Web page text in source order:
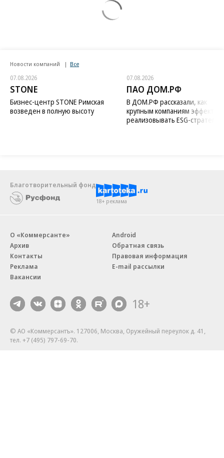
Новости компаний Все
07.08.2026
STONE
Бизнес-центр STONE Римская
возведен в полную высоту
07.08.2026
ПАО ДОМ.РФ
В ДОМ.РФ рассказали, как
крупным компаниям
реализовывать ESG-стратегию
Благотворительный фонд
18+ реклама
О «Коммерсанте»
Архив
Контакты
Реклама
Вакансии
Android
Обратная связь
Правовая информация
E-mail рассылки
18+
© АО «Коммерсантъ». 127006, Москва, Оружейный переулок д. 41,
тел. +7 (495) 797-69-70.